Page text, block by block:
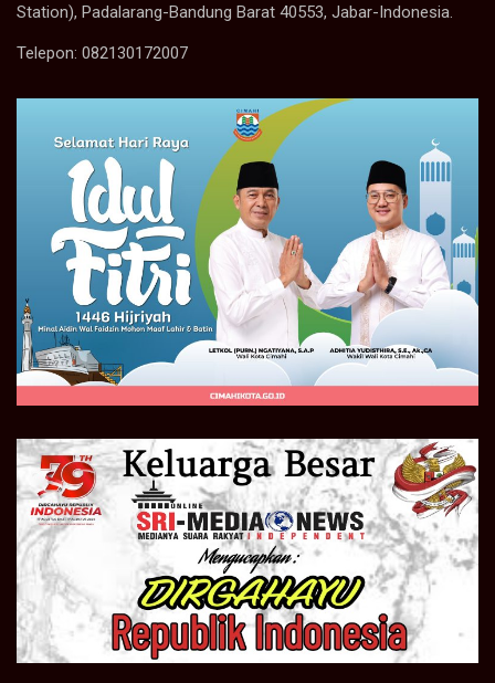
Station), Padalarang-Bandung Barat 40553, Jabar-Indonesia.
Telepon: 082130172007